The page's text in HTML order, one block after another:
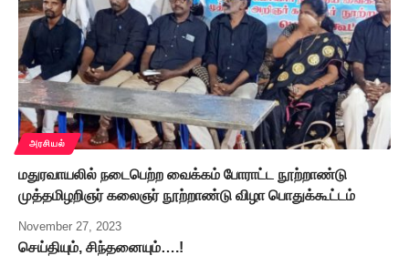
அரசியல்
மதுரவாயலில் நடைபெற்ற வைக்கம் போராட்ட நூற்றாண்டு
முத்தமிழறிஞர் கலைஞர் நூற்றாண்டு விழா பொதுக்கூட்டம்
November 27, 2023
செய்தியும், சிந்தனையும்….!